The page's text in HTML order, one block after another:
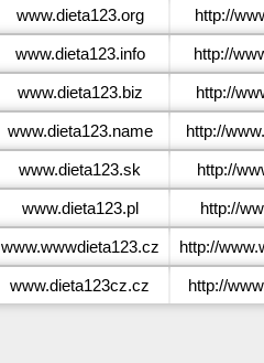
www.dieta123.org http://
www.dieta123.info http://
www.dieta123.biz http://
www.dieta123.name http://
www.dieta123.sk http://
www.dieta123.pl http://
www.wwwdieta123.cz http://
www.dieta123cz.cz http://